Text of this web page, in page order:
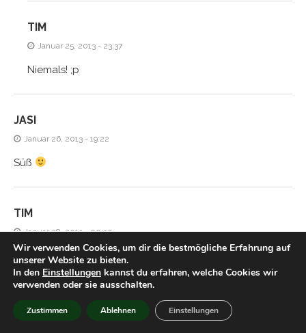
TIM
Januar 25, 2013 - 23:37
Niemals! ;p
JASI
Januar 26, 2013 - 19:22
Süß
TIM
Januar 28, 2013 - 00:32
Hmm aber gegen ein gutes Licher kommt das doch nicht
an, oder?
HIACYNTA
Wir verwenden Cookies, um dir die bestmögliche Erfahrung auf
unserer Website zu bieten.
In den Einstellungen kannst du erfahren, welche Cookies wir
verwenden oder sie ausschalten.
Zustimmen Ablehnen Einstellungen